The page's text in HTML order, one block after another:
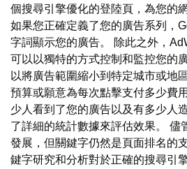
個搜尋引擎優化的登陸頁，為您的
如果您正確定義了您的廣告系列，
字詞顯示您的廣告。 除此之外，
可以以獨特的方式控制和監控您的
以將廣告範圍縮小到特定城市或地
預算或願意為每次點擊支付多少費
少人看到了您的廣告以及有多少人
了詳細的統計數據來評估效果。 儘
發展，但關鍵字仍然是頁面排名的
鍵字研究和分析對於正確的搜尋引